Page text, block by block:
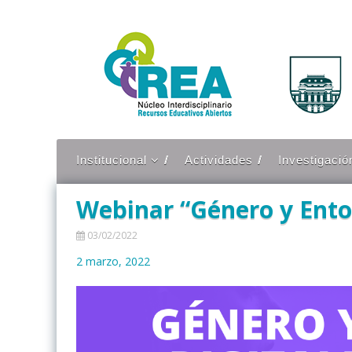
Institucional
Contexto
Objetivos
Integrantes
Presencia en Medios
Actividades
Proyectos
ponencias
Webinar “Género y
03/02/2022
2 marzo, 2022